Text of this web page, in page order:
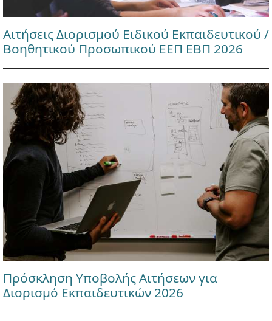
Αιτήσεις Διορισμού Ειδικού Εκπαιδευτικού /
Βοηθητικού Προσωπικού ΕΕΠ ΕΒΠ 2026
Πρόσκληση Υποβολής Αιτήσεων για
Διορισμό Εκπαιδευτικών 2026